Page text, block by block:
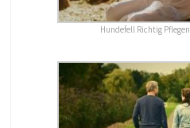
Hundefell Richtig